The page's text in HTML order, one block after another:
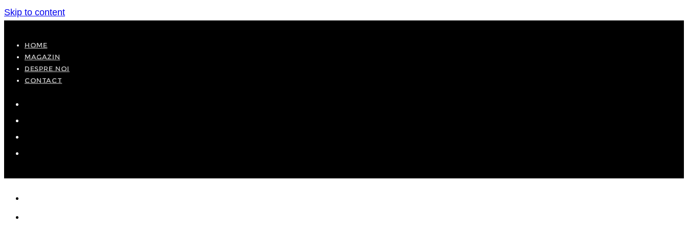
Skip to content
HOME
MAGAZIN
DESPRE NOI
CONTACT